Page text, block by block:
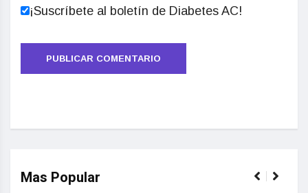
¡Suscríbete al boletín de Diabetes AC!
Mas Popular